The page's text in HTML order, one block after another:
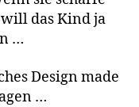
das Kind ja
…
Design made
…